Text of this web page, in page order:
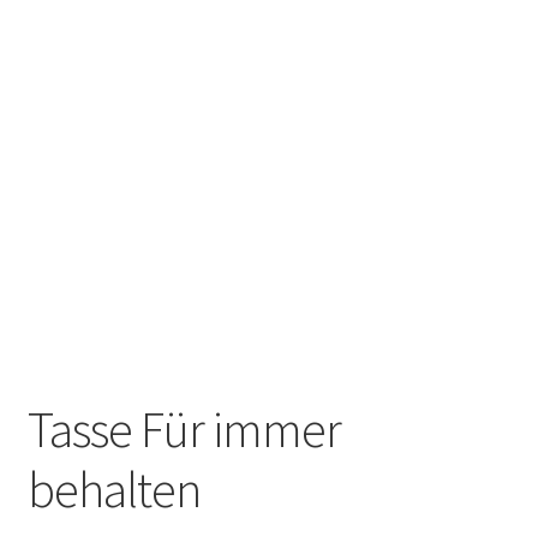
Tasse Für immer
behalten